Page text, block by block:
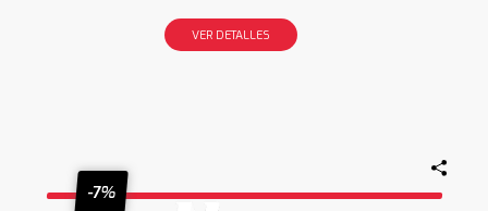
VER DETALLES
-7%